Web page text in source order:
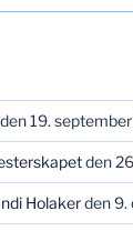
den 19.
den
Holakerden